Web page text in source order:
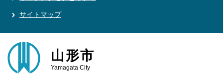
サイトマップ
山形市
Yamagata City